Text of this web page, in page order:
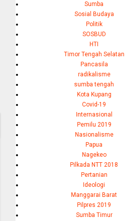
Sumba
Sosial Budaya
Politik
SOSBUD
HTI
Timor Tengah Selatan
Pancasila
radikalisme
sumba tengah
Kota Kupang
Covid-19
Internasional
Pemilu 2019
Nasionalisme
Papua
Nagekeo
Pilkada NTT 2018
Pertanian
Ideologi
Manggarai Barat
Pilpres 2019
Sumba Timur